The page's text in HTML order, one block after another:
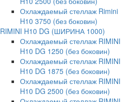
Охлаждаемый стеллаж Rimini
H10 3750 (без боковин)
RIMINI H10 DG (ШИРИНА 1000)
Охлаждаемый стеллаж RIMINI
H10 DG 1250 (без боковин)
Охлаждаемый стеллаж RIMINI
H10 DG 1875 (без боковин)
Охлаждаемый стеллаж RIMINI
H10 DG 2500 (без боковин)